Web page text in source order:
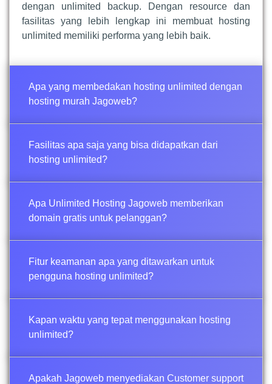
dengan unlimited backup. Dengan resource dan
fasilitas yang lebih lengkap ini membuat hosting
unlimited memiliki performa yang lebih baik.
Apa yang membedakan hosting unlimited dengan
hosting murah Jagoweb?
Fasilitas apa saja yang bisa didapatkan dari
hosting unlimited?
Apa Unlimited Hosting Jagoweb memberikan
domain gratis untuk pelanggan?
Fitur keamanan apa yang ditawarkan untuk
pengguna hosting unlimited?
Kapan waktu yang tepat menggunakan hosting
unlimited?
Apakah Jagoweb menyediakan Customer support